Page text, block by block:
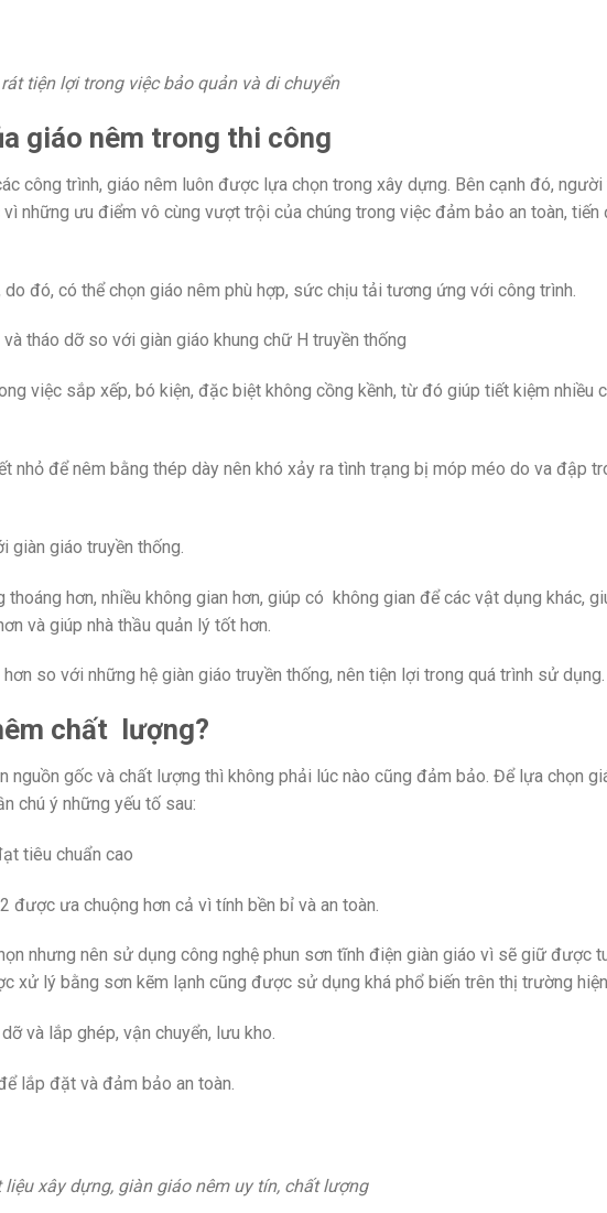
tiện lợi trong việc bảo quản và di chuyển
giáo nêm trong thi công
công trình, giáo nêm luôn được lựa chọn trong xây dựng. Bên cạnh đó,
những ưu điểm vô cùng vượt trội của chúng trong việc đảm bảo an toàn, tiến
đó, có thể chọn giáo nêm phù hợp, sức chịu tải tương ứng với công trình.
tháo dỡ so với giàn giáo khung chữ H truyền thống
việc sắp xếp, bó kiện, đặc biệt không cồng kềnh, từ đó giúp tiết kiệm nhiều
nhỏ để nêm bằng thép dày nên khó xảy ra tình trạng bị móp méo do va đập
giàn giáo truyền thống.
hơn, nhiều không gian hơn, giúp có không gian để các vật dụng khác,
và giúp nhà thầu quản lý tốt hơn.
so với những hệ giàn giáo truyền thống, nên tiện lợi trong quá trình sử dụng.
chất lượng?
nguồn gốc và chất lượng thì không phải lúc nào cũng đảm bảo. Để lựa chọn
chú ý những yếu tố sau:
tiêu chuẩn cao
được ưa chuộng hơn cả vì tính bền bỉ và an toàn.
nhưng nên sử dụng công nghệ phun sơn tĩnh điện giàn giáo vì sẽ giữ được
xử lý bằng sơn kẽm lạnh cũng được sử dụng khá phổ biến trên thị trường
và lắp ghép, vận chuyển, lưu kho.
lắp đặt và đảm bảo an toàn.
xây dựng, giàn giáo nêm uy tín, chất lượng